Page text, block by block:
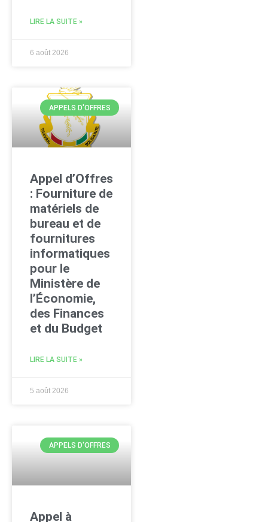
LIRE LA SUITE »
6 août 2026
APPELS D'OFFRES
Appel d’Offres
: Fourniture de
matériels de
bureau et de
fournitures
informatiques
pour le
Ministère de
l’Économie,
des Finances
et du Budget
LIRE LA SUITE »
5 août 2026
APPELS D'OFFRES
Appel à